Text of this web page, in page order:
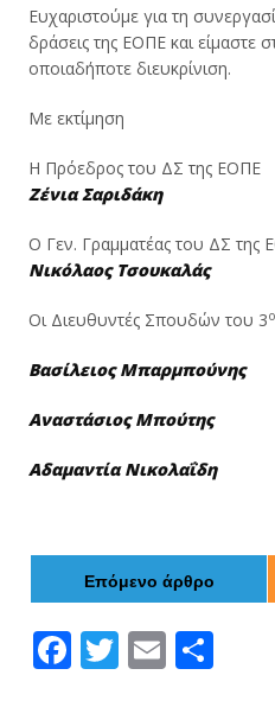
Ευχαριστούμε για τη
δράσεις της ΕΟΠΕ και είμαστε
οποιαδήποτε διευκρίνιση.
Με εκτίμηση
Η Πρόεδρος του ΔΣ της ΕΟΠΕ
Ζένια Σαριδάκη
Ο Γεν. Γραμματέας του ΔΣ της
Νικόλαος Τσουκαλάς
Οι Διευθυντές Σπουδών του 3
Βασίλειος Μπαρμπούνης
Αναστάσιος Μπούτης
Αδαμαντία Νικολαΐδη
Επόμενο άρθρο
F T E